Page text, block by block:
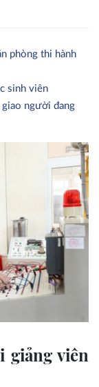
phòng thi hành
sinh viên
người đang
giảng viên